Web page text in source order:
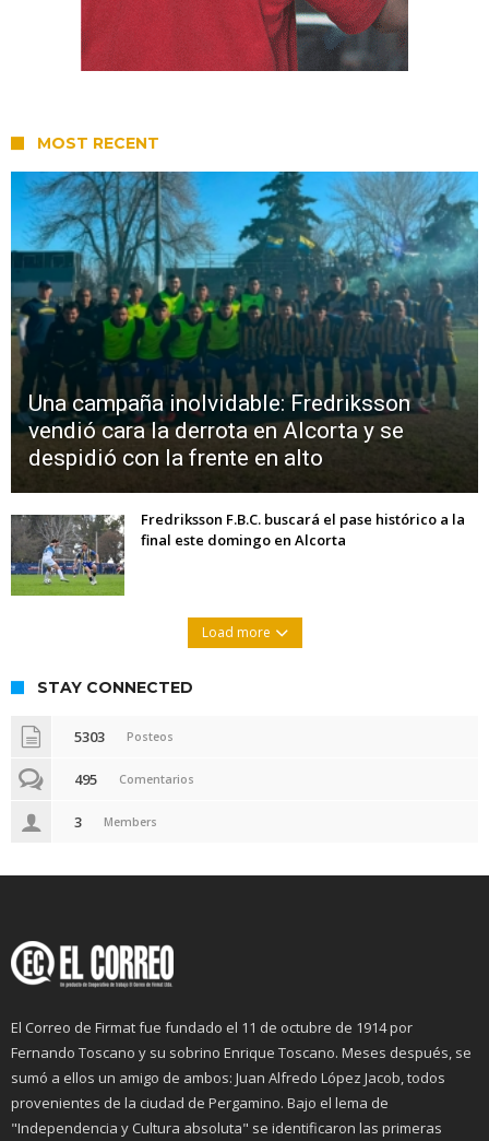
MOST RECENT
Una campaña inolvidable: Fredriksson
vendió cara la derrota en Alcorta y se
despidió con la frente en alto
Fredriksson F.B.C. buscará el pase histórico a la
final este domingo en Alcorta
Load more
STAY CONNECTED
5303 Posteos
495 Comentarios
3 Members
El Correo de Firmat fue fundado el 11 de octubre de 1914 por
Fernando Toscano y su sobrino Enrique Toscano. Meses después, se
sumó a ellos un amigo de ambos: Juan Alfredo López Jacob, todos
provenientes de la ciudad de Pergamino. Bajo el lema de
"Independencia y Cultura absoluta" se identificaron las primeras